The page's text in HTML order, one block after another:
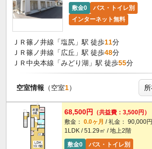
敷金0
バス・トイレ別
インターネット無料
ＪＲ篠ノ井線「塩尻」駅 徒歩11分
ＪＲ篠ノ井線「広丘」駅 徒歩48分
ＪＲ中央本線「みどり湖」駅 徒歩55分
空室情報 （空室1）
68,500円
（共益費：3,500円）
敷金： 0.0ヶ月 / 礼金： 90,000円
1LDK / 51.29㎡ / 地上2階
敷金0
バス・トイレ別